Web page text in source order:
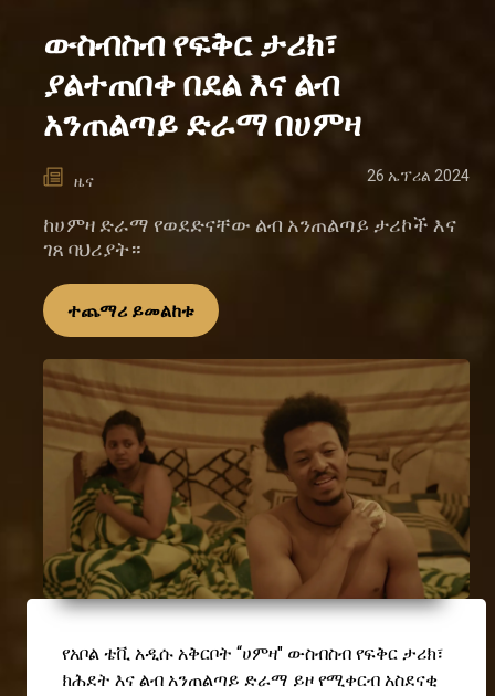
ውስብስብ የፍቅር ታሪክ፣
ያልተጠበቀ በደል እና ልብ
አንጠልጣይ ድራማ በሀምዛ
ዜና 26 ኤፕሪል 2024
ከሀምዛ ድራማ የወደድናቸው ልብ አንጠልጣይ ታሪኮች እና
ገጸ ባህሪያት።
ተጨማሪ ይመልከቱ
የአቦል ቴቪ አዲሱ አቅርቦት “ሀምዛ" ውስብስብ የፍቅር ታሪክ፣
ክሕደት እና ልብ አንጠልጣይ ድራማ ይዞ የሚቀርብ አስደናቂ